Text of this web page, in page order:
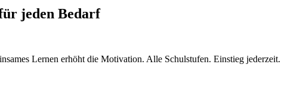
jeden Bedarf
Lernen erhöht die Motivation. Alle Schulstufen. Einstieg jederzeit.